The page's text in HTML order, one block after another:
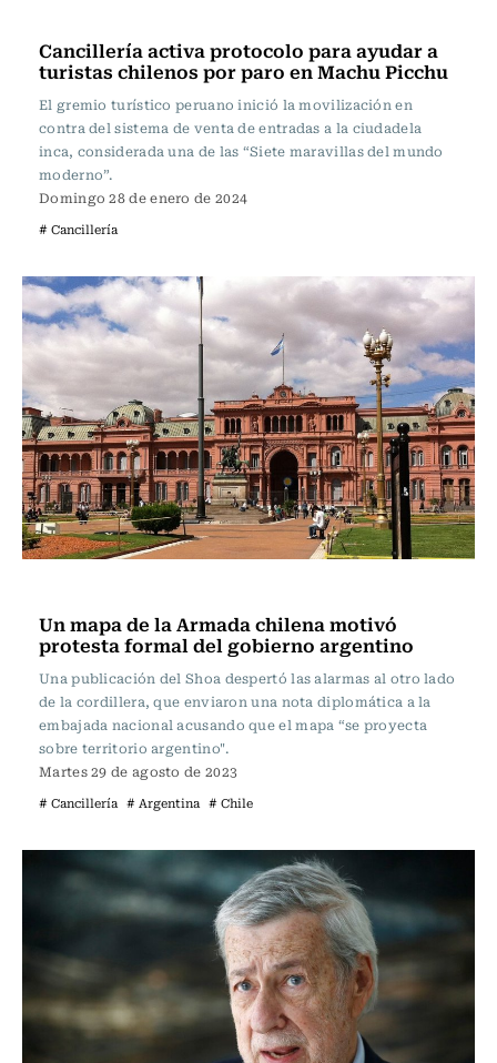
Cancillería activa protocolo para ayudar a
turistas chilenos por paro en Machu Picchu
El gremio turístico peruano inició la movilización en
contra del sistema de venta de entradas a la ciudadela
inca, considerada una de las “Siete maravillas del mundo
moderno”.
Domingo 28 de enero de 2024
# Cancillería
Un mapa de la Armada chilena motivó
protesta formal del gobierno argentino
Una publicación del Shoa despertó las alarmas al otro lado
de la cordillera, que enviaron una nota diplomática a la
embajada nacional acusando que el mapa “se proyecta
sobre territorio argentino".
Martes 29 de agosto de 2023
# Cancillería # Argentina # Chile